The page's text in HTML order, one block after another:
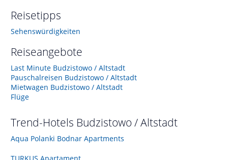
Reisetipps
Sehenswürdigkeiten
Reiseangebote
Last Minute Budzistowo / Altstadt
Pauschalreisen Budzistowo / Altstadt
Mietwagen Budzistowo / Altstadt
Flüge
Trend-Hotels Budzistowo / Altstadt
Aqua Polanki Bodnar Apartments